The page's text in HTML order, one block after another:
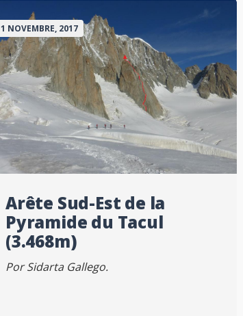
1 NOVEMBRE, 2017
Arête Sud-Est de la
Pyramide du Tacul
(3.468m)
Por Sidarta Gallego.